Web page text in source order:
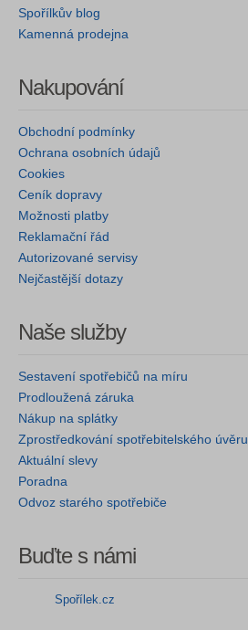
Spořílkův blog
Kamenná prodejna
Nakupování
Obchodní podmínky
Ochrana osobních údajů
Cookies
Ceník dopravy
Možnosti platby
Reklamační řád
Autorizované servisy
Nejčastější dotazy
Naše služby
Sestavení spotřebičů na míru
Prodloužená záruka
Nákup na splátky
Zprostředkování spotřebitelského úvěru
Aktuální slevy
Poradna
Odvoz starého spotřebiče
Buďte s námi
Spořílek.cz